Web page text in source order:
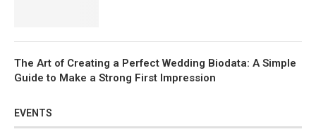
The Art of Creating a Perfect Wedding Biodata: A Simple
Guide to Make a Strong First Impression
EVENTS